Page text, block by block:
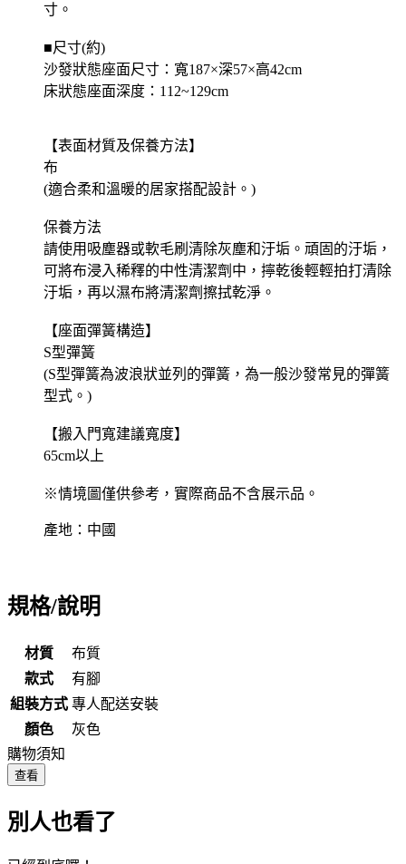
寸。
■尺寸(約)
沙發狀態座面尺寸：寬187×深57×高42cm
床狀態座面深度：112~129cm
【表面材質及保養方法】
布
(適合柔和溫暖的居家搭配設計。)
保養方法
請使用吸塵器或軟毛刷清除灰塵和汙垢。頑固的汙垢，
可將布浸入稀釋的中性清潔劑中，擰乾後輕輕拍打清除
汙垢，再以濕布將清潔劑擦拭乾淨。
【座面彈簧構造】
S型彈簧
(S型彈簧為波浪狀並列的彈簧，為一般沙發常見的彈簧
型式。)
【搬入門寬建議寬度】
65cm以上
※情境圖僅供參考，實際商品不含展示品。
產地：中國
規格/說明
材質
布質
款式
有腳
組裝方式 專人配送安裝
顏色
灰色
購物須知
查看
別人也看了